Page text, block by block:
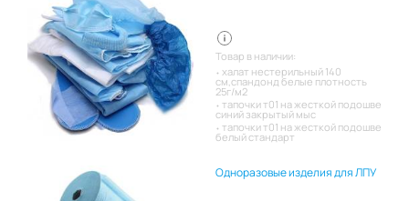
Товар в наличии:
халат нестерильный 140
см,спандонд белые плотность
25г/м2
тапочки т01 на жесткой подошве
синий закрытый мыс
тапочки т01 на жесткой подошве
белый стандарт
Одноразовые изделия для ЛПУ